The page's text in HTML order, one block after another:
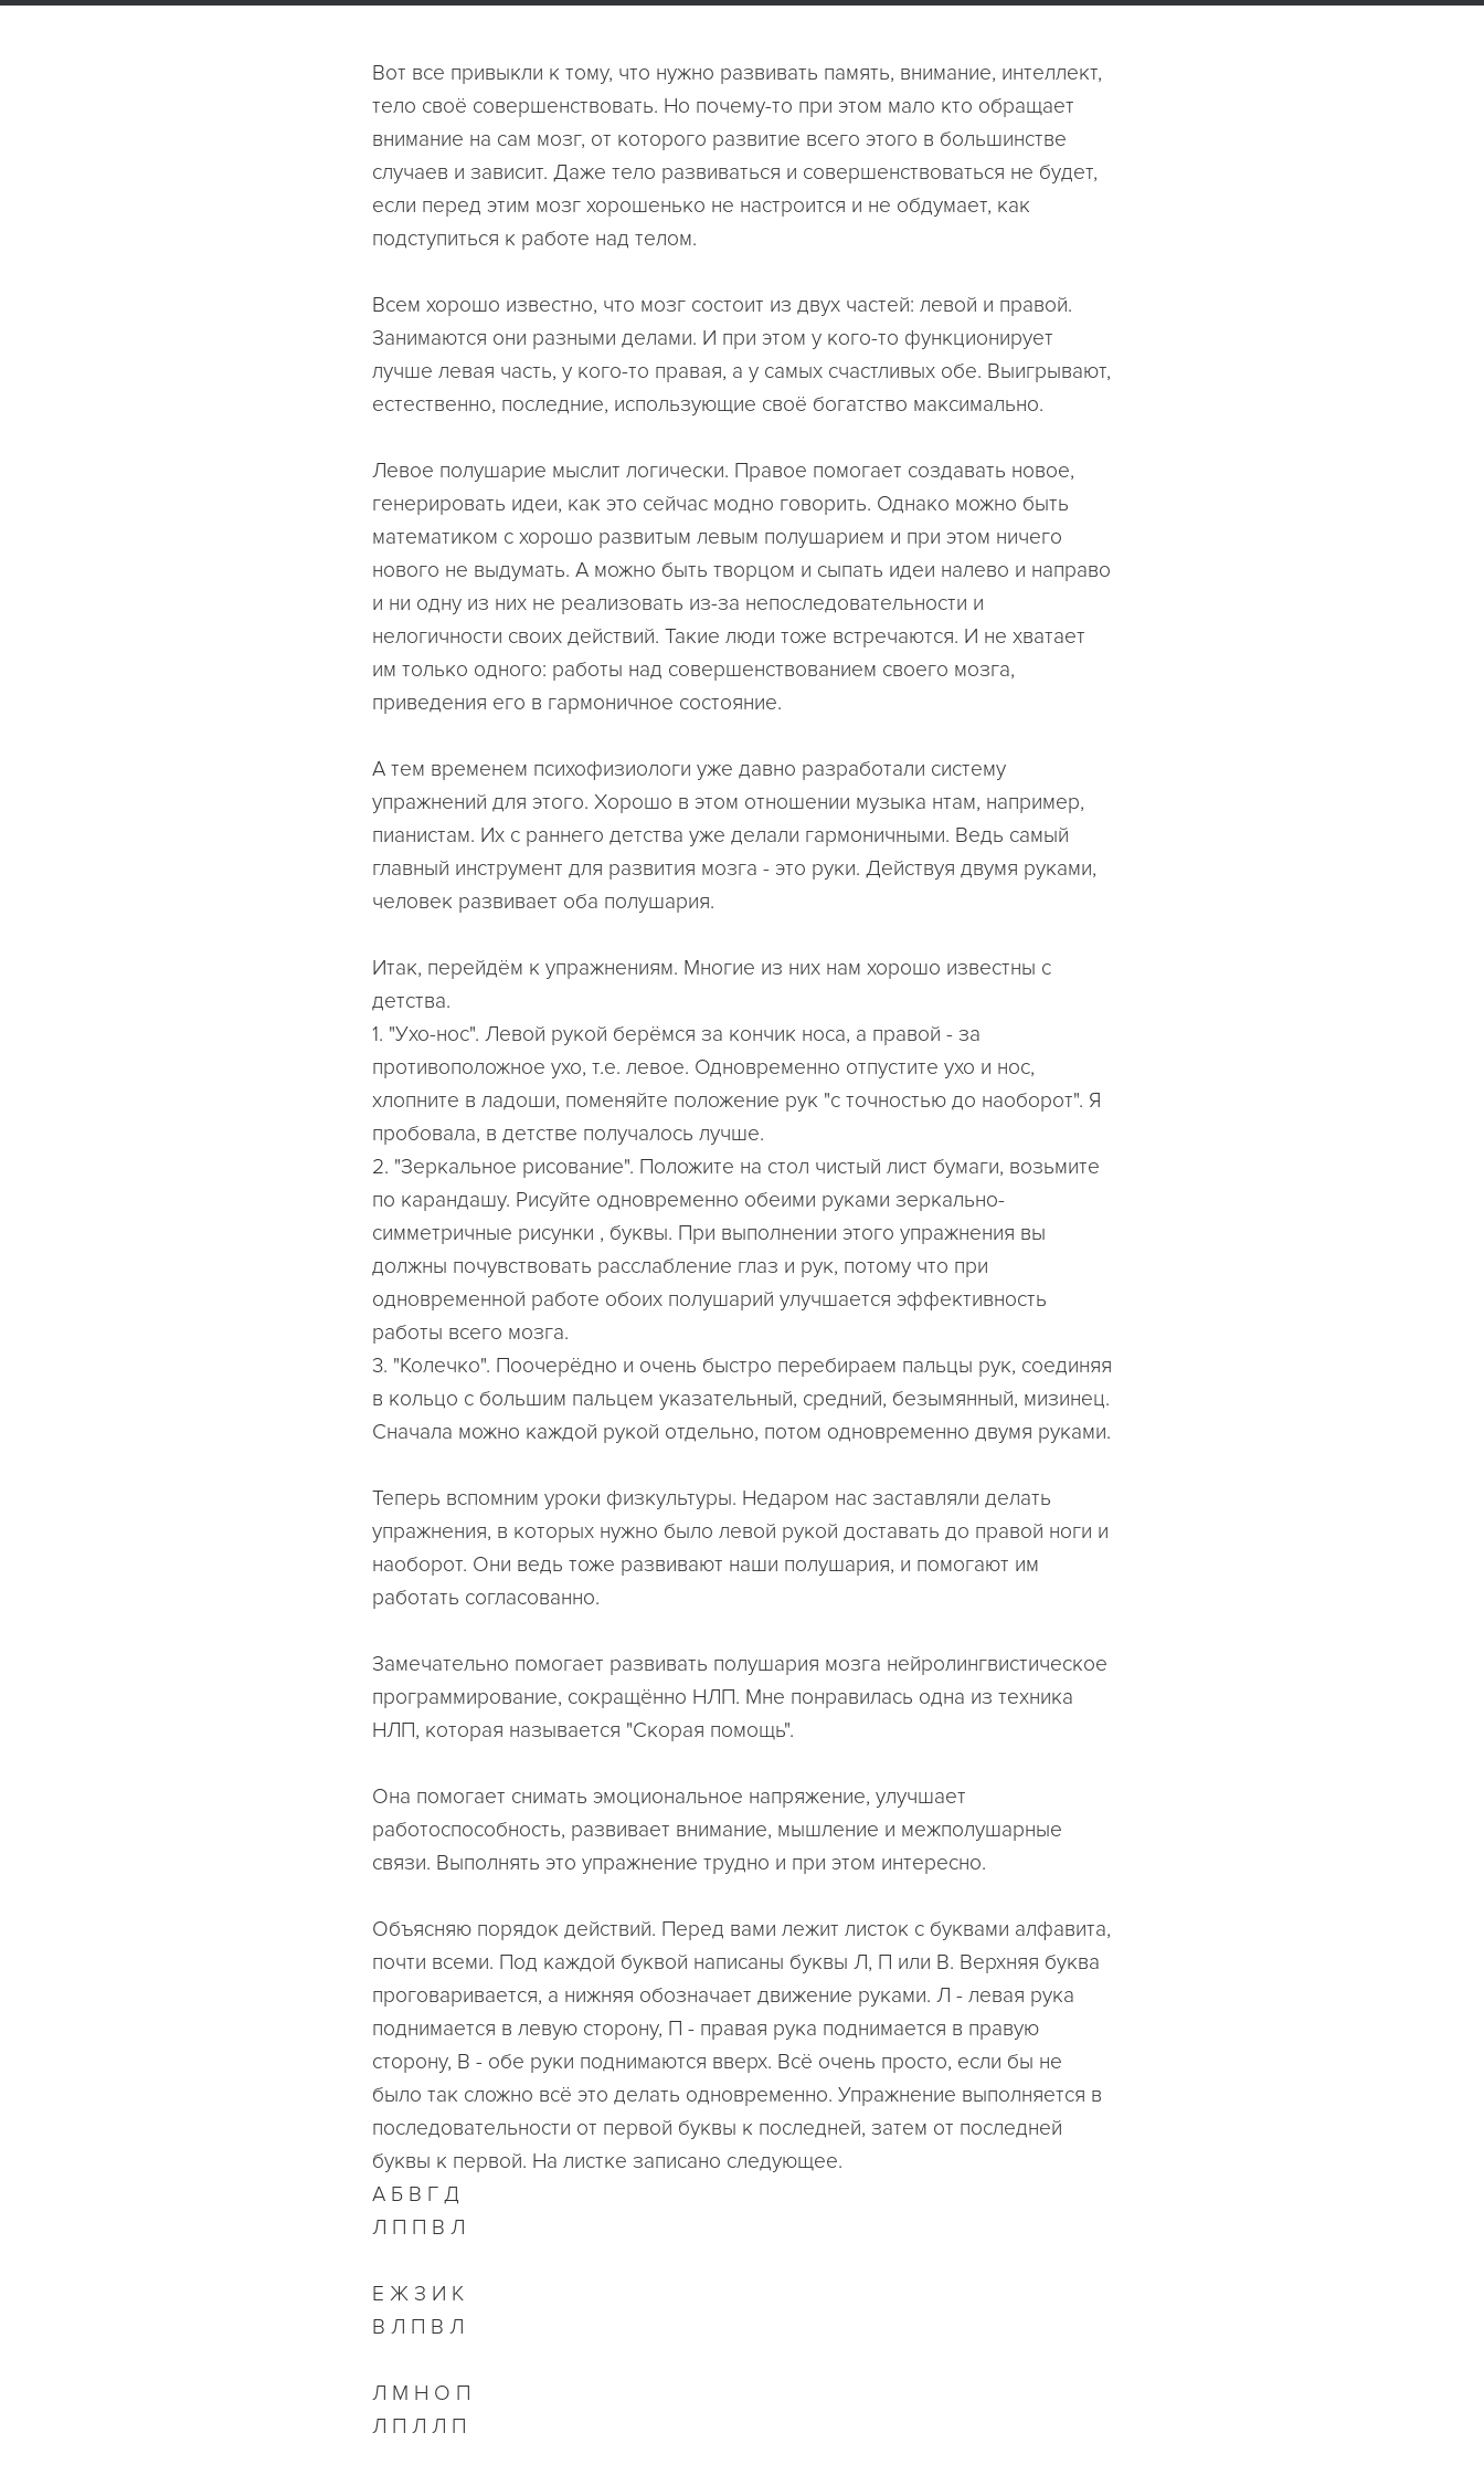
Вот все привыкли к тому, что нужно развивать память, внимание, интеллект,
тело своё совершенствовать. Но почему-то при этом мало кто обращает
внимание на сам мозг, от которого развитие всего этого в большинстве
случаев и зависит. Даже тело развиваться и совершенствоваться не будет,
если перед этим мозг хорошенько не настроится и не обдумает, как
подступиться к работе над телом.
Всем хорошо известно, что мозг состоит из двух частей: левой и правой.
Занимаются они разными делами. И при этом у кого-то функционирует
лучше левая часть, у кого-то правая, а у самых счастливых обе. Выигрывают,
естественно, последние, использующие своё богатство максимально.
Левое полушарие мыслит логически. Правое помогает создавать новое,
генерировать идеи, как это сейчас модно говорить. Однако можно быть
математиком с хорошо развитым левым полушарием и при этом ничего
нового не выдумать. А можно быть творцом и сыпать идеи налево и направо
и ни одну из них не реализовать из-за непоследовательности и
нелогичности своих действий. Такие люди тоже встречаются. И не хватает
им только одного: работы над совершенствованием своего мозга,
приведения его в гармоничное состояние.
А тем временем психофизиологи уже давно разработали систему
упражнений для этого. Хорошо в этом отношении музыка нтам, например,
пианистам. Их с раннего детства уже делали гармоничными. Ведь самый
главный инструмент для развития мозга - это руки. Действуя двумя руками,
человек развивает оба полушария.
Итак, перейдём к упражнениям. Многие из них нам хорошо известны с
детства.
1. "Ухо-нос". Левой рукой берёмся за кончик носа, а правой - за
противоположное ухо, т.е. левое. Одновременно отпустите ухо и нос,
хлопните в ладоши, поменяйте положение рук "с точностью до наоборот". Я
пробовала, в детстве получалось лучше.
2. "Зеркальное рисование". Положите на стол чистый лист бумаги, возьмите
по карандашу. Рисуйте одновременно обеими руками зеркально-
симметричные рисунки , буквы. При выполнении этого упражнения вы
должны почувствовать расслабление глаз и рук, потому что при
одновременной работе обоих полушарий улучшается эффективность
работы всего мозга.
3. "Колечко". Поочерёдно и очень быстро перебираем пальцы рук, соединяя
в кольцо с большим пальцем указательный, средний, безымянный, мизинец.
Сначала можно каждой рукой отдельно, потом одновременно двумя руками.
Теперь вспомним уроки физкультуры. Недаром нас заставляли делать
упражнения, в которых нужно было левой рукой доставать до правой ноги и
наоборот. Они ведь тоже развивают наши полушария, и помогают им
работать согласованно.
Замечательно помогает развивать полушария мозга нейролингвистическое
программирование, сокращённо НЛП. Мне понравилась одна из техника
НЛП, которая называется "Скорая помощь".
Она помогает снимать эмоциональное напряжение, улучшает
работоспособность, развивает внимание, мышление и межполушарные
связи. Выполнять это упражнение трудно и при этом интересно.
Объясняю порядок действий. Перед вами лежит листок с буквами алфавита,
почти всеми. Под каждой буквой написаны буквы Л, П или В. Верхняя буква
проговаривается, а нижняя обозначает движение руками. Л - левая рука
поднимается в левую сторону, П - правая рука поднимается в правую
сторону, В - обе руки поднимаются вверх. Всё очень просто, если бы не
было так сложно всё это делать одновременно. Упражнение выполняется в
последовательности от первой буквы к последней, затем от последней
буквы к первой. На листке записано следующее.
А Б В Г Д
Л П П В Л
Е Ж З И К
В Л П В Л
Л М Н О П
Л П Л Л П